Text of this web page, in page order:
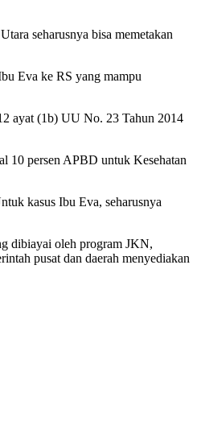
seharusnya bisa memetakan
Eva ke RS yang mampu
ayat (1b) UU No. 23 Tahun 2014
10 persen APBD untuk Kesehatan
kasus Ibu Eva, seharusnya
dibiayai oleh program JKN,
pusat dan daerah menyediakan